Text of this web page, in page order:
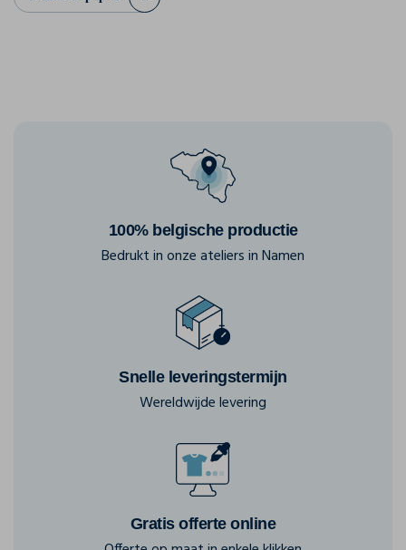
100% belgische productie
Bedrukt in onze ateliers in Namen
Snelle leveringstermijn
Wereldwijde levering
Gratis offerte online